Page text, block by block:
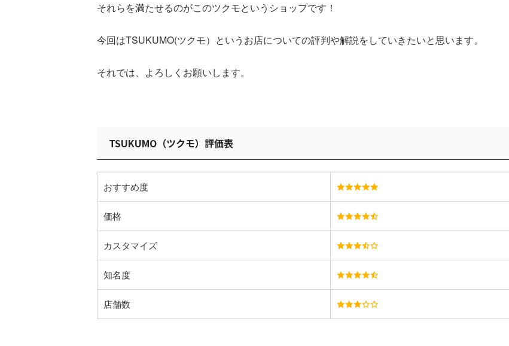
それらを満たせるのがこのツクモというショップです！
今回はTSUKUMO(ツクモ）というお店についての評判や解説をしていきたいと思います。
それでは、よろしくお願いします。
TSUKUMO（ツクモ）評価表
おすすめ度
価格
カスタマイズ
知名度
店舗数